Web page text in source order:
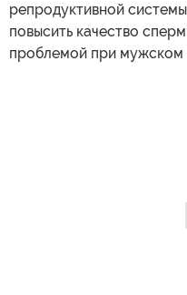
репродуктивной
повысить качество
проблемой при мужском